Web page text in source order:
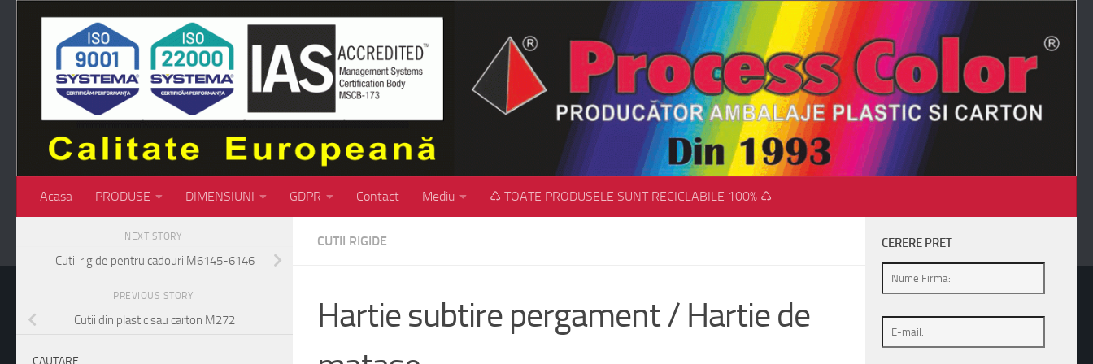
Skip to content
Acasa PRODUSE DIMENSIUNI GDPR Contact Mediu ♺ TOATE PRODUSELE SUNT RECICLABILE 100% ♺
CUTII RIGIDE
Hartie subtire pergament / Hartie de
NEXT STORY
Cutii rigide pentru cadouri M6145-6146
PREVIOUS STORY
Cutii din plastic sau carton M272
CERERE PRET